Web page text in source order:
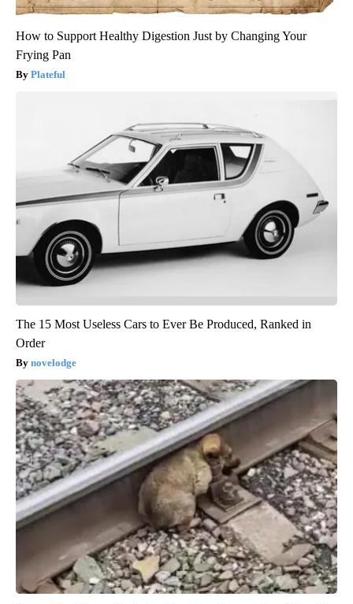
How to Support Healthy Digestion Just by Changing Your
Frying Pan
Plateful
The 15 Most Useless Cars to Ever Be Produced, Ranked in
Order
novelodge